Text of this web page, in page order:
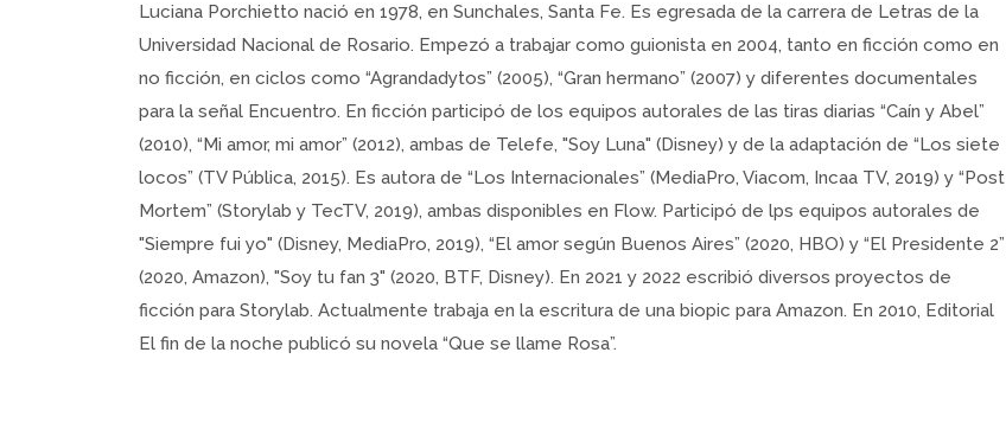
Luciana Porchietto nació en 1978, en Sunchales, Santa Fe. Es egresada de la carrera de Letras de la
Universidad Nacional de Rosario. Empezó a trabajar como guionista en 2004, tanto en ficción como en
no ficción, en ciclos como “Agrandadytos” (2005), “Gran hermano” (2007) y diferentes documentales
para la señal Encuentro. En ficción participó de los equipos autorales de las tiras diarias “Caín y Abel”
(2010), “Mi amor, mi amor” (2012), ambas de Telefe, "Soy Luna" (Disney) y de la adaptación de “Los siete
locos” (TV Pública, 2015). Es autora de “Los Internacionales” (MediaPro, Viacom, Incaa TV, 2019) y “Post
Mortem” (Storylab y TecTV, 2019), ambas disponibles en Flow. Participó de lps equipos autorales de
"Siempre fui yo" (Disney, MediaPro, 2019), “El amor según Buenos Aires” (2020, HBO) y “El Presidente 2”
(2020, Amazon), "Soy tu fan 3" (2020, BTF, Disney). En 2021 y 2022 escribió diversos proyectos de
ficción para Storylab. Actualmente trabaja en la escritura de una biopic para Amazon. En 2010, Editorial
El fin de la noche publicó su novela “Que se llame Rosa”.